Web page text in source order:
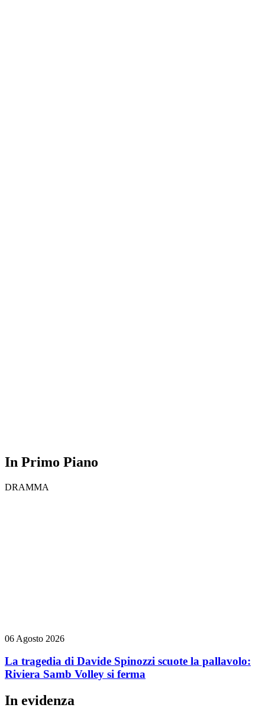
In Primo Piano
DRAMMA
06 Agosto 2026
La tragedia di Davide Spinozzi scuote la pallavolo:
Riviera Samb Volley si ferma
In evidenza